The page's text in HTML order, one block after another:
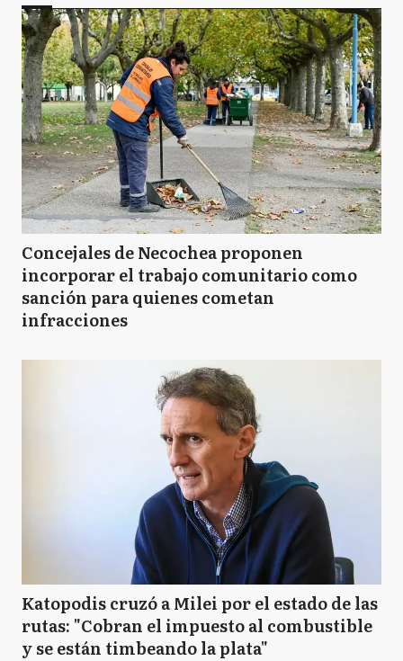
Concejales de Necochea proponen
incorporar el trabajo comunitario como
sanción para quienes cometan
infracciones
Katopodis cruzó a Milei por el estado de las
rutas: "Cobran el impuesto al combustible
y se están timbeando la plata"